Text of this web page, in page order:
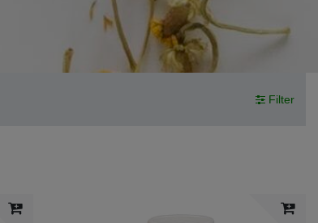
Filter